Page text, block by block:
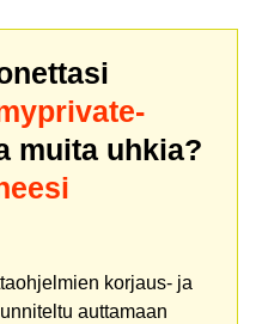
muita uhkia?
korjaus- ja
auttamaan